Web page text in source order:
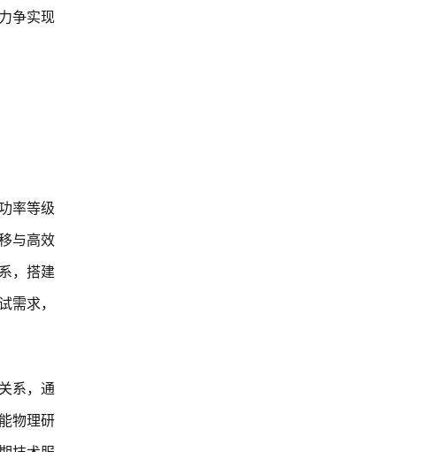
争实现
率等级
与高效
，搭建
需求，
系，通
物理研